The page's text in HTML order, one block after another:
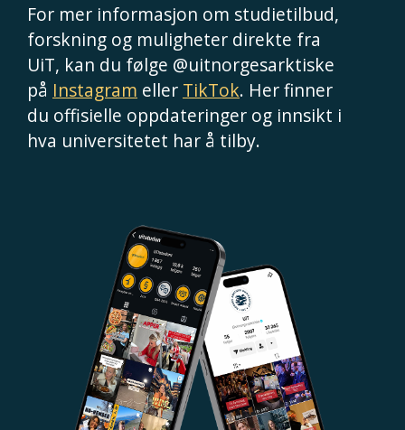
For mer informasjon om studietilbud,
forskning og muligheter direkte fra
UiT, kan du følge @uitnorgesarktiske
på Instagram eller TikTok. Her finner
du offisielle oppdateringer og innsikt i
hva universitetet har å tilby.